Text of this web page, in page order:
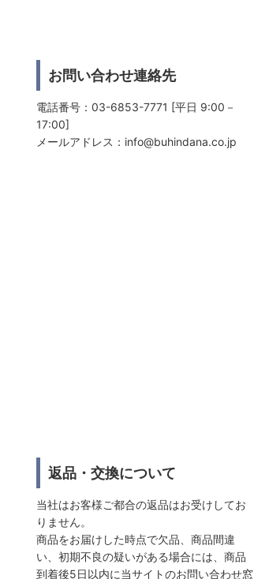
お問い合わせ連絡先
電話番号：03-6853-7771 [平日 9:00－
17:00]
メールアドレス： info@buhindana.co.jp
返品・交換について
当社はお客様ご都合の返品はお受けしてお
りません。
商品をお届けした時点で欠品、商品間違
い、初期不良の疑いがある場合には、商品
到着後5日以内に当サイトのお問い合わせ窓